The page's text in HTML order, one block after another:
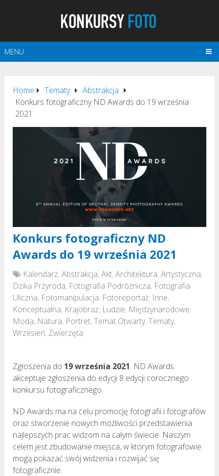
MENU
Home Tematy
Abstrakcja
Konkurs fotograficzny ND Awards do 19 września
2021
Konkurs fotograficzny ND
Awards do 19 września 2021
Kalendarz,Abstrakcja,Akt,Architektura,Artystyczna,
Dzika Przyroda, Fotografia Podróżnicza, Fotografia
Uliczna, Fotomanipulacja, Fotoreportaż, Inne,
Konceptualna, Krajobraz, Ludzie, Międzynarodowe,
Moda, Natura, Portret,Temat Otwarty,Tematy,
Wrzesień, Zwierzęta
Zgłoszenia do 19 września 2021. ND Awards
akceptuje zgłoszenia do edycji 8 edycji corocznego
konkursu fotograficznego.
ND Awards ma na celu promocję fotografii i fotografów
oraz stworzenie nowych możliwości przedstawienia
najlepszych prac widzom na całym świecie. Naszym
celem jest zbudowanie miejsca, w którym fotografowie
mogą pokazać swój widzenia i rozwijać się
fotograficznie.